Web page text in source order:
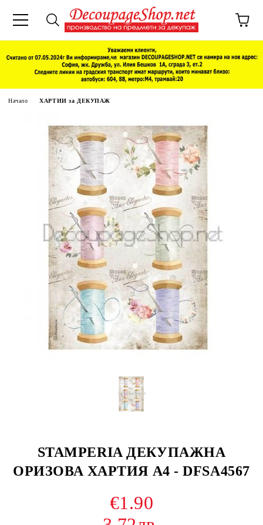
Начало ХАРТИИ за ДЕКУПАЖ
STAMPERIA ДЕКУПАЖНА
ОРИЗОВА ХАРТИЯ А4 - DFSA4567
€1.90